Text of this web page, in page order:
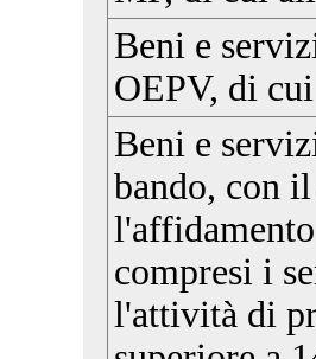
Beni e
OEPV, di
Beni e
bando, con
compresi i
l'attività di